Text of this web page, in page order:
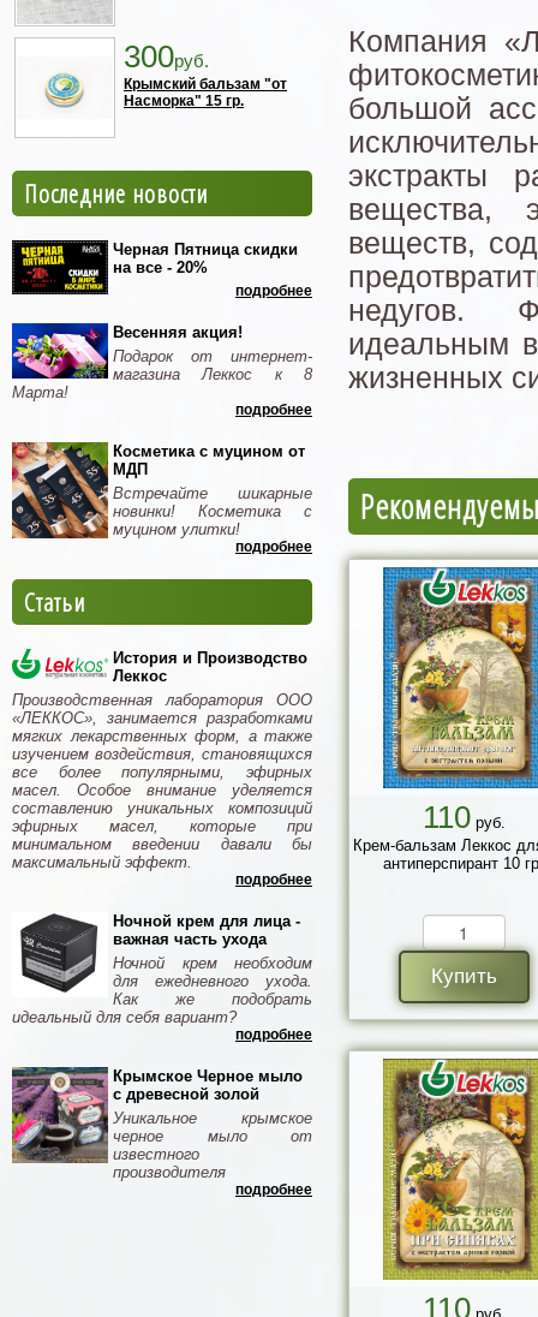
300руб.
Крымский бальзам "от
Насморка" 15 гр.
Последние новости
Черная Пятница скидки
на все - 20%
подробнее
Весенняя акция!
Подарок от интернет-
магазина Леккос к 8
Марта!
подробнее
Косметика с муцином от
МДП
Встречайте шикарные
новинки! Косметика с
муцином улитки!
подробнее
Статьи
История и Производство
Леккос
Производственная лаборатория ООО
«ЛЕККОС», занимается разработками
мягких лекарственных форм, а также
изучением воздействия, становящихся
все более популярными, эфирных
масел. Особое внимание уделяется
составлению уникальных композиций
эфирных масел, которые при
минимальном введении давали бы
максимальный эффект.
подробнее
Ночной крем для лица -
важная часть ухода
Ночной крем необходим
для ежедневного ухода.
Как же подобрать
идеальный для себя вариант?
подробнее
Крымское Черное мыло
с древесной золой
Уникальное крымское
черное мыло от
известного
производителя
подробнее
Компания
большой
экстракты
вещества,
веществ,
недугов.
идеальным
жизненных
110руб.
Крем-бальзам Леккос
антиперспирант 10
Купить
110